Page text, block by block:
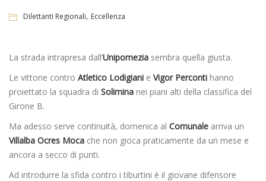
Dilettanti Regionali, Eccellenza
La strada intrapresa dall’Unipomezia sembra quella giusta.
Le vittorie contro Atletico Lodigiani e Vigor Perconti hanno
proiettato la squadra di Solimina nei piani alti della classifica del
Girone B.
Ma adesso serve continuità, domenica al Comunale arriva un
Villalba Ocres Moca che non gioca praticamente da un mese e
ancora a secco di punti.
Ad introdurre la sfida contro i tiburtini è il giovane difensore